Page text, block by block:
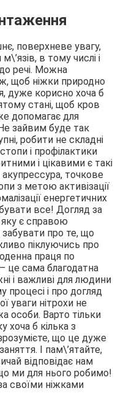
поверхневе увагу,
в тому числі і
речі. Можна
щоб ніжки природно
дуже корисно хоча б
стані, щоб кров
допомагає для
зайвим буде так
робити не складні
і профілактики
і цікавими є такі
точкове
з метою активізації
енергетичних
все! Догляд за
яку є справою
про те, що
піклуючись про
праця по
це сама благодатна
і важливі для людини
процесі і про догляд
уваги нітрохи не
особи. Варто тільки
хоча б кілька з
що це дуже
І пам\’ятайте,
відповідає нам
ми для нього робимо!
своїми ніжками